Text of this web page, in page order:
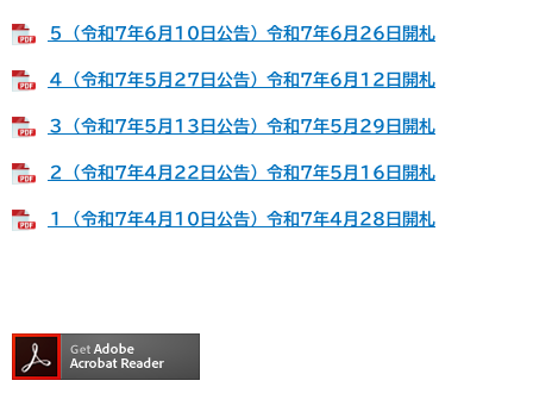
５（令和7年6月10日公告）令和7年6月26日開札
４（令和7年5月27日公告）令和7年6月12日開札
３（令和7年5月13日公告）令和7年5月29日開札
２（令和7年4月22日公告）令和7年5月16日開札
１（令和7年4月10日公告）令和7年4月28日開札